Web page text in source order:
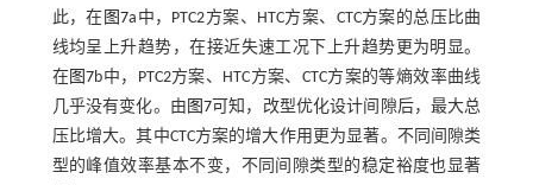
此，在 图7a中，PTC2方案、HTC方案、CTC方案的总压比曲
线均呈上升趋势，在接近失速工况下上升趋势更为明显。
在 图7b中，PTC2方案、HTC方案、CTC方案的等熵效率曲线
几乎没有变化。由 图7可知，改型优化设计间隙后，最大总
压比增大。其中CTC方案的增大作用更为显著。不同间隙类
型的峰值效率基本不变，不同间隙类型的稳定裕度也显著